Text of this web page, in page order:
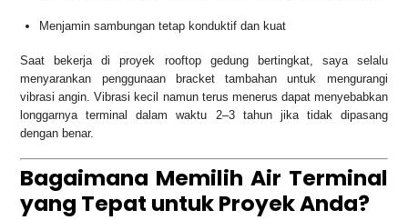
Menjamin sambungan tetap konduktif dan kuat
Saat bekerja di proyek rooftop gedung bertingkat, saya selalu
menyarankan penggunaan bracket tambahan untuk mengurangi
vibrasi angin. Vibrasi kecil namun terus menerus dapat menyebabkan
longgarnya terminal dalam waktu 2–3 tahun jika tidak dipasang
dengan benar.
Bagaimana Memilih Air Terminal
yang Tepat untuk Proyek Anda?